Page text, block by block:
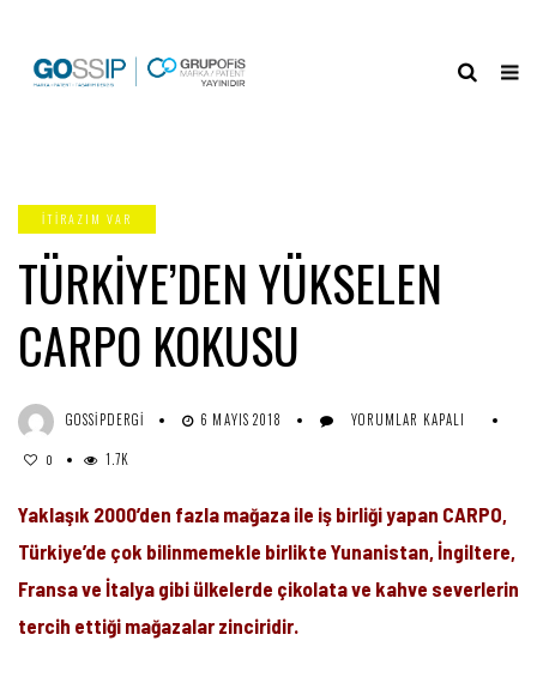
ITIRAZIM VAR
TÜRKİYE’DEN YÜKSELEN
CARPO KOKUSU
GOSSIPDERGI 6 MAYIS 2018
TÜRKİYE’DEN
IÇIN
YORUMLAR KAPALI
0 1.7K
Yaklaşık 2000’den fazla mağaza ile iş birliği yapan CARPO,
Türkiye’de çok bilinmemekle birlikte Yunanistan, İngiltere,
Fransa ve İtalya gibi ülkelerde çikolata ve kahve severlerin
tercih ettiği mağazalar zinciridir.